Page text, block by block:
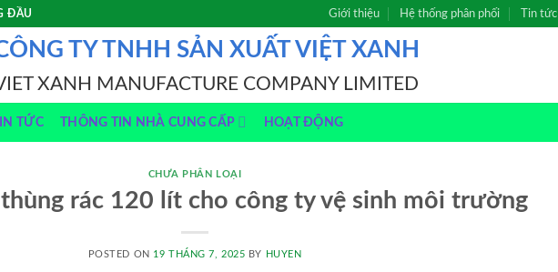
ĐẦU Giới thiệu Hệ thống phân phối Tin tức
TY TNHH SẢN XUẤT VIỆT XANH
XANH MANUFACTURE COMPANY LIMITED
TỨC THÔNG TIN NHÀ CUNG CẤP HOẠT ĐỘNG
CHƯA PHÂN LOẠI
rác 120 lít cho công ty vệ sinh môi trường
POSTED ON 19 THÁNG 7, 2025 BY HUYEN